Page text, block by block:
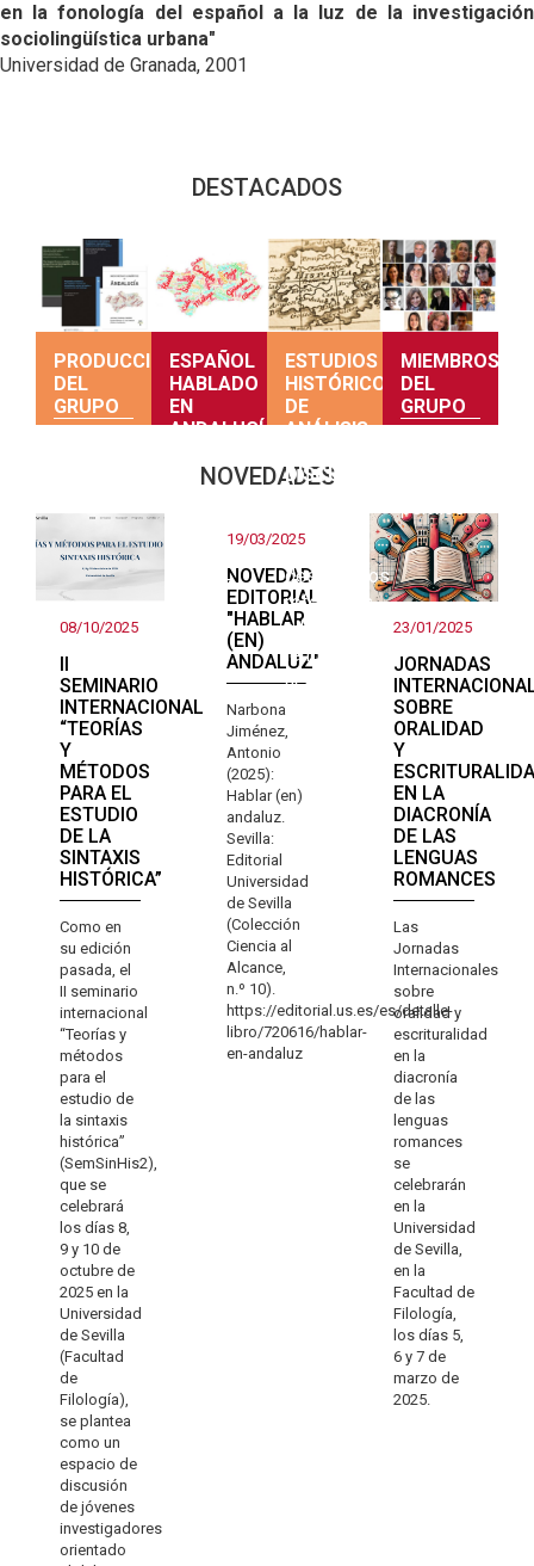
en la fonología del español a la luz de la investigación
sociolingüística urbana"
Universidad de Granada, 2001
DESTACADOS
PRODUCCIÓN
DEL
GRUPO
ESPAÑOL
HABLADO
EN
ANDALUCÍA
andaluz
ESTUDIOS
HISTÓRICOS
DE
ANÁLISIS
DISCURSO
estudios
descriptivos
referentes
a la
lengua
actual
MIEMBROS
DEL
GRUPO
perfiles
NOVEDADES
08/10/2025
II
SEMINARIO
INTERNACIONAL
“TEORÍAS
Y
MÉTODOS
PARA EL
ESTUDIO
DE LA
SINTAXIS
HISTÓRICA”
Como en
su edición
pasada, el
II seminario
internacional
“Teorías y
métodos
para el
estudio de
la sintaxis
histórica”
(SemSinHis2),
que se
celebrará
los días 8,
9 y 10 de
octubre de
2025 en la
Universidad
de Sevilla
(Facultad
de
Filología),
se plantea
como un
espacio de
discusión
de jóvenes
investigadores
orientado
19/03/2025
NOVEDAD
EDITORIAL
"HABLAR
(EN)
ANDALUZ"
Narbona
Jiménez,
Antonio
(2025):
Hablar (en)
andaluz.
Sevilla:
Editorial
Universidad
de Sevilla
(Colección
Ciencia al
Alcance,
n.º 10).
https://editorial.us.es/es/detalle-
libro/720616/hablar-
en-andaluz
23/01/2025
JORNADAS
SOBRE
ORALIDAD
Y
EN LA
DIACRONÍA
DE LAS
LENGUAS
ROMANCES
Las
Jornadas
Internacionales
sobre
oralidad y
escrituralidad
en la
diacronía
de las
lenguas
romances
se
celebrarán
en la
Universidad
de Sevilla,
en la
Facultad de
Filología,
los días 5,
6 y 7 de
marzo de
2025.